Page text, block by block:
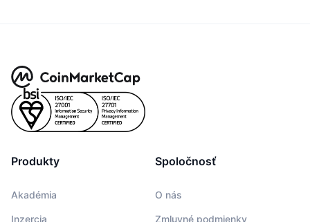
Produkty
Akadémia
Inzercia
Spoločnosť
O nás
Zmluvné podmienky